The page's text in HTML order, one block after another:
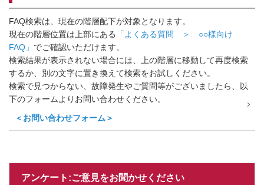
FAQ検索は、現在の階層配下が対象となります。
現在の階層位置は上部にある
「よくある質問 ＞ ○○様向け
FAQ」 でご確認いただけます。
検索結果が表示されない場合には、上の階層に移動して再度検索
するか、別の文字に置き換えて検索をお試しください。
検索で見つからない、故障発生やご質問等がございましたら、以
下のフォームよりお問い合わせください。
＜お問い合わせフォーム＞
アンケート:ご意見をお聞かせください